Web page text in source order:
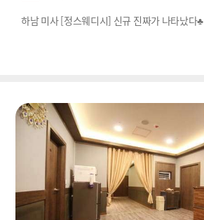
하남 미사 [정스웨디시] 신규 진짜가 나타났다♣️